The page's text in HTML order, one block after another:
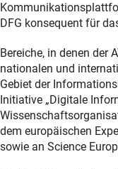
DFG konsequent für
Bereiche, in denen der
nationalen und
Gebiet der
Initiative „Digitale
dem europäischen
sowie an Science